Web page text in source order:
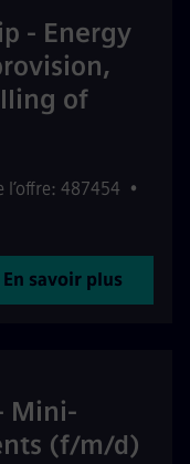
- Energy
of
l’offre: 487454 •
En savoir plus
Mini-
(f/m/d)